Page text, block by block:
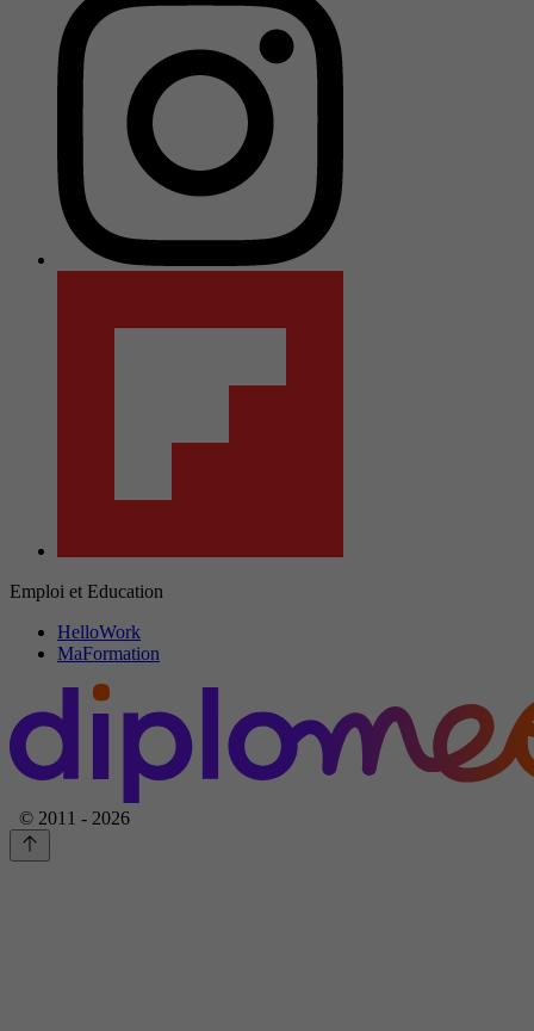
Emploi et Education
HelloWork
MaFormation
© 2011 - 2026